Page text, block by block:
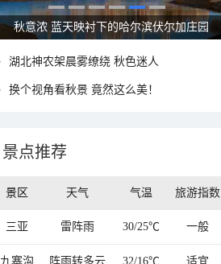
秋意浓 蓝天映衬下的哈尔滨伏尔加庄园
湖北神农架晨雾缭绕 秋色迷人
换个视角看秋景 竟然这么美！
景点推荐
景区 天气 气温 旅游指数
三亚 雷阵雨 30/25℃ 一般
九寨沟 阵雨转多云 32/16℃ 适宜